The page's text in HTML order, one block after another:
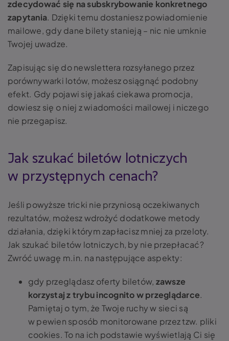
zdecydować się na subskrybowanie konkretnego
zapytania. Dzięki temu dostaniesz powiadomienie
mailowe, gdy dane bilety stanieją – nic nie umknie
Twojej uwadze.
Zapisując się do newslettera rozsyłanego przez
porównywarki lotów, możesz osiągnąć podobny
efekt. Gdy pojawi się jakaś ciekawa promocja,
dowiesz się o niej z wiadomości mailowej i niczego
nie przegapisz.
Jak szukać biletów lotniczych
w przystępnych cenach?
Jeśli powyższe tricki nie przyniosą oczekiwanych
rezultatów, możesz wdrożyć dodatkowe metody
działania, dzięki którym zapłacisz mniej za przeloty.
Jak szukać biletów lotniczych, by nie przepłacać?
Zwróć uwagę m.in. na następujące aspekty:
gdy przeglądasz oferty biletów, zawsze
korzystaj z trybu incognito w przeglądarce.
Pamiętaj o tym, że Twoje ruchy w sieci są
w pewien sposób monitorowane przez tzw. pliki
cookies. To na ich podstawie wyświetlają Ci się